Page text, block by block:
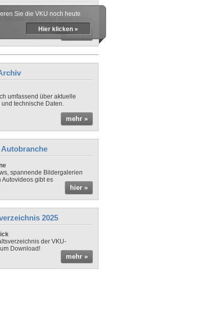
Sie uns - wir helfen Ihnen gerne
mehr »
Sie die VKU noch heute
Hier klicken »
umfassend über aktuelle
technische Daten.
mehr »
Autobranche
spannende Bildergalerien
gibt es
hier »
2025
der VKU-
Download!
mehr »